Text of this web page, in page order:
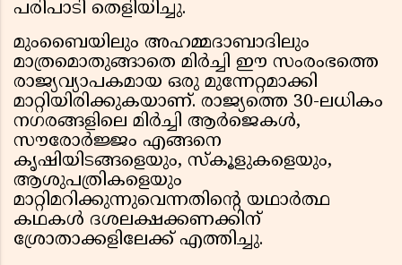
പരിപാടി തെളിയിച്ചു.
മുംബൈയിലും അഹമ്മദാബാദിലും
മാത്രമൊതുങ്ങാതെ മിർച്ചി ഈ സംരംഭത്തെ
രാജ്യവ്യാപകമായ ഒരു മുന്നേറ്റമാക്കി
മാറ്റിയിരിക്കുകയാണ്. രാജ്യത്തെ 30-ലധികം
നഗരങ്ങളിലെ മിർച്ചി ആർജെകൾ,
സൗരോർജ്ജം എങ്ങനെ
കൃഷിയിടങ്ങളെയും, സ്കൂളുകളെയും,
ആശുപത്രികളെയും
മാറ്റിമറിക്കുന്നുവെന്നതിൻ്റെ യഥാർത്ഥ
കഥകൾ ദശലക്ഷക്കണക്കിന്
ശ്രോതാക്കളിലേക്ക് എത്തിച്ചു.